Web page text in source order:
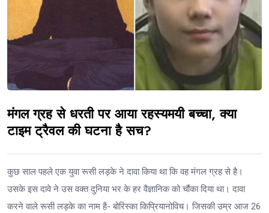
मंगल ग्रह से धरती पर आया रहस्यमयी बच्चा, क्या
टाइम ट्रैवल की घटना है सच?
कुछ साल पहले एक युवा रूसी लड़के ने दावा किया था कि वह मंगल ग्रह से है।
उसके इस दावे ने उस वक्त दुनिया भर के हर वैज्ञानिक को चौंका दिया था। दावा
करने वाले रूसी लड़के का नाम है- बोरिस्का किप्रियानोविच। जिसकी उम्र आज 26